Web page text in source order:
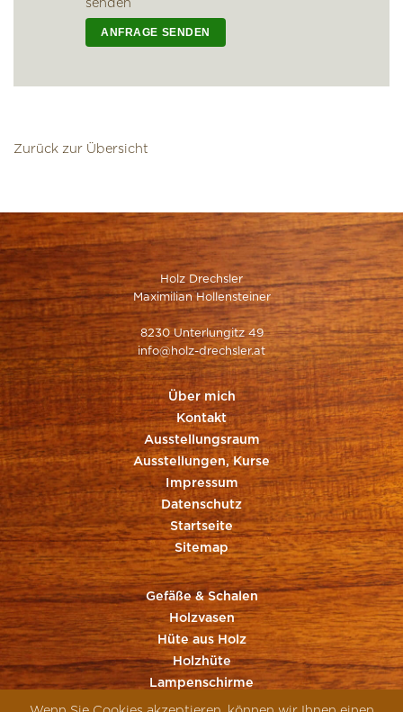
senden
Zurück zur Übersicht
Holz Drechsler
Maximilian Hollensteiner
8230 Unterlungitz 49
info@holz-drechsler.at
Über mich
Kontakt
Ausstellungsraum
Ausstellungen, Kurse
Impressum
Datenschutz
Startseite
Sitemap
Gefäße & Schalen
Holzvasen
Hüte aus Holz
Holzhüte
Lampenschirme
Sonstiges aus Holz